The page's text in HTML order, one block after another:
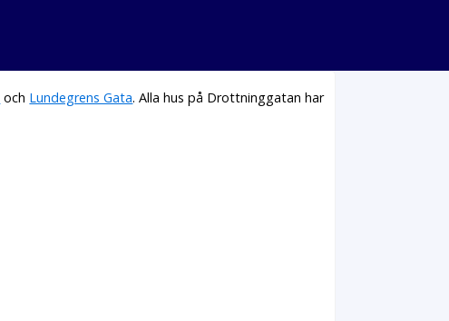
och Lundegrens Gata. Alla hus på Drottninggatan har